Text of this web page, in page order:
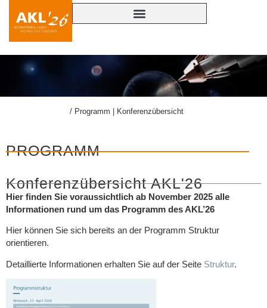
/ Programm | Konferenzübersicht
PROGRAMM
Konferenzübersicht AKL'26
Hier finden Sie voraussichtlich ab November 2025 alle
Informationen rund um das Programm des AKL’26
Hier können Sie sich bereits an der Programm Struktur
orientieren.
Detaillierte Informationen erhalten Sie auf der Seite Struktur.